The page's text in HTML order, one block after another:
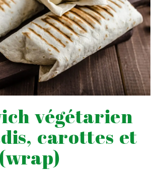
végétarien
carottes et